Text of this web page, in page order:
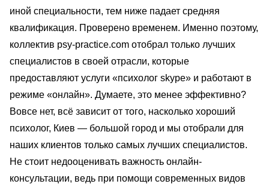
иной специальности, тем ниже падает средняя
квалификация. Проверено временем. Именно поэтому,
коллектив psy-practice.com отобрал только лучших
специалистов в своей отрасли, которые
предоставляют услуги «психолог skype» и работают в
режиме «онлайн». Думаете, это менее эффективно?
Вовсе нет, всё зависит от того, насколько хороший
психолог, Киев — большой город и мы отобрали для
наших клиентов только самых лучших специалистов.
Не стоит недооценивать важность онлайн-
консультации, ведь при помощи современных видов